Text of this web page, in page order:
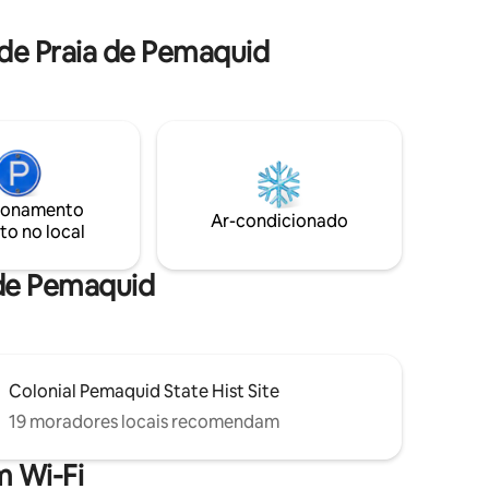
bem
um refúgio aterrado, silenciosamente
expressivo e construído de forma
Praia de Pemaquid
no local
Ar-condicionado
Pemaquid
Colonial Pemaquid State Hist Site
19 moradores locais recomendam
Wi-Fi